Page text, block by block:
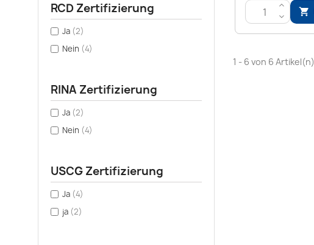
RCD Zertifizierung
Ja (2)
Nein (4)
RINA Zertifizierung
Ja (2)
Nein (4)
USCG Zertifizierung
Ja (4)
ja (2)
>
<

1 - 6 von 6 Artikel(n)